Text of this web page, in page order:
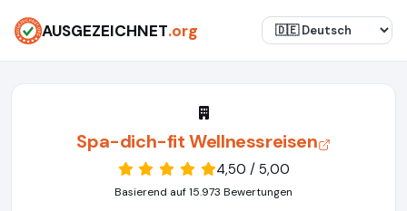
AUSGEZEICHNET.org
Spa-dich-fit Wellnessreisen
4,50 / 5,00
Basierend auf 15.973 Bewertungen